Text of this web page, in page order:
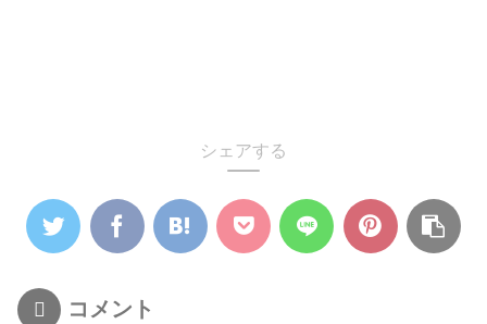
シェアする
コメント